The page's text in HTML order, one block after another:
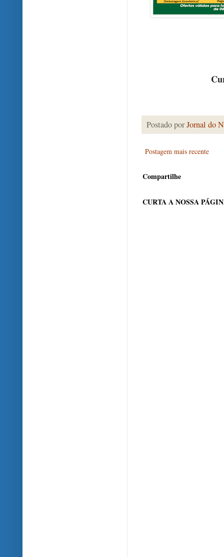
Postado porJornal do
Postagem mais recente
Compartilhe
CURTA A NOSSA